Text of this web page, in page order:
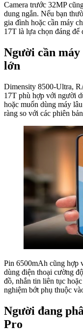
Camera trước 32MP
dung ngắn. Nếu bạn
gia đình hoặc cần máy
17T là lựa chọn đáng để
Người cần
lớn
Dimensity 8500-Ultra,
17T phù hợp với người
hoặc muốn dùng máy
ràng so với các phiên
Pin 6500mAh cũng hợp
dùng điện thoại cường
đồ, nhắn tin liên tục
nghiệm bớt phụ thuộc
Người đang
Pro